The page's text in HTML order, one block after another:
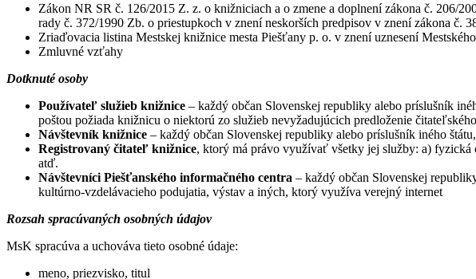
Zákon NR SR č. 126/2015 Z. z. o knižniciach a o zmene a doplnení zákona č. 206/
rady č. 372/1990 Zb. o priestupkoch v znení neskorších predpisov v znení zákona č.
Zriaďovacia listina Mestskej knižnice mesta Piešťany p. o. v znení uznesení
Zmluvné vzťahy
Dotknuté osoby
Používateľ služieb knižnice – každý občan Slovenskej republiky alebo príslušník
poštou požiada knižnicu o niektorú zo služieb nevyžadujúcich predloženie
Návštevník knižnice – každý občan Slovenskej republiky alebo príslušník iného
Registrovaný čitateľ knižnice, ktorý má právo využívať všetky jej služby: a) fyzická
atď.
Návštevníci Piešťanského informačného centra – každý občan Slovenskej
kultúrno-vzdelávacieho podujatia, výstav a iných, ktorý využíva verejný internet
Rozsah spracúvaných osobných údajov
MsK spracúva a uchováva tieto osobné údaje:
meno, priezvisko, titul